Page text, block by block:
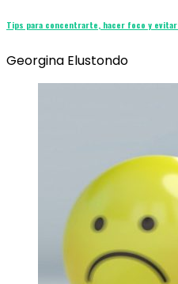
Tips para concentrarte, hacer foco y
Georgina Elustondo